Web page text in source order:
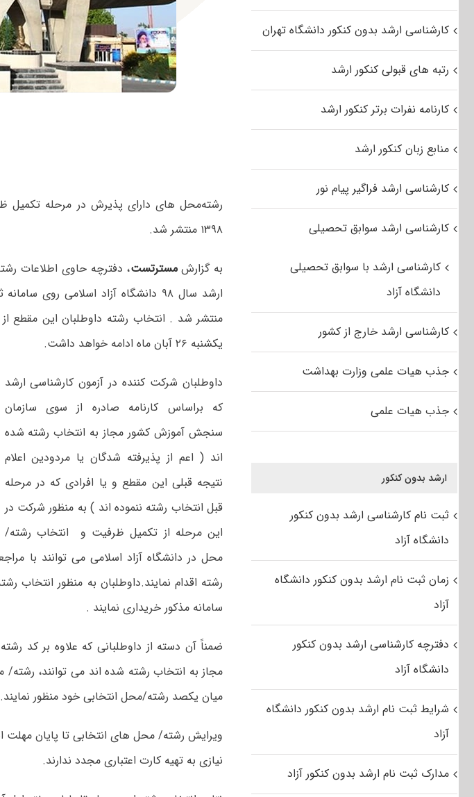
رشته‌محل های دارای پذیرش در مرحله تکمیل
۱۳۹۸ منتشر شد.
به گزارشمسترتست، دفترچه حاوی اطلاعات
ارشد سال ۹۸ دانشگاه آزاد اسلامی
یکشنبه ۲۶ آبان ماه ادامه خواهد داشت.
داوطلبان شرکت کننده در آزمون کارشناسی ارشد
که براساس کارنامه صادره از سوی سازمان
سنجش آموزش کشور مجاز به انتخاب رشته شده
اند ( اعم از پذیرفته شدگان یا مردودین اعلام
نتیجه قبلی این مقطع و یا افرادی که در مرحله
قبل انتخاب رشته ننموده اند ) به منظور شرکت در
این مرحله از تکمیل ظرفیت و انتخاب رشته/
محل در دانشگاه آزاد اسلامی می توانند با
رشته اقدام نمایند.داوطلبان به منظور انتخاب
سامانه مذکور خریداری نمایند .
ضمناً آن دسته از داوطلبانی که علاوه بر کد
مجاز به انتخاب رشته شده اند می توانند،
میان یکصد رشته/محل انتخابی خود منظور نمایند.
ویرایش رشته/ محل های انتخابی تا پایان مهلت
نیازی به تهیه کارت اعتباری مجدد ندارند.
کارشناسی ارشد بدون کنکور دانشگاه تهران
رتبه های قبولی کنکور ارشد
کارنامه نفرات برتر کنکور ارشد
منابع زبان کنکور ارشد
کارشناسی ارشد فراگیر پیام نور
کارشناسی ارشد سوابق تحصیلی
کارشناسی ارشد با سوابق تحصیلی
دانشگاه آزاد
کارشناسی ارشد خارج از کشور
جذب هیات علمی وزارت بهداشت
جذب هیات علمی
ارشد بدون کنکور
ثبت نام کارشناسی ارشد بدون کنکور
دانشگاه آزاد
زمان ثبت نام ارشد بدون کنکور دانشگاه
آزاد
دفترچه کارشناسی ارشد بدون کنکور
دانشگاه آزاد
شرایط ثبت نام ارشد بدون کنکور دانشگاه
آزاد
مدارک ثبت نام ارشد بدون کنکور آزاد